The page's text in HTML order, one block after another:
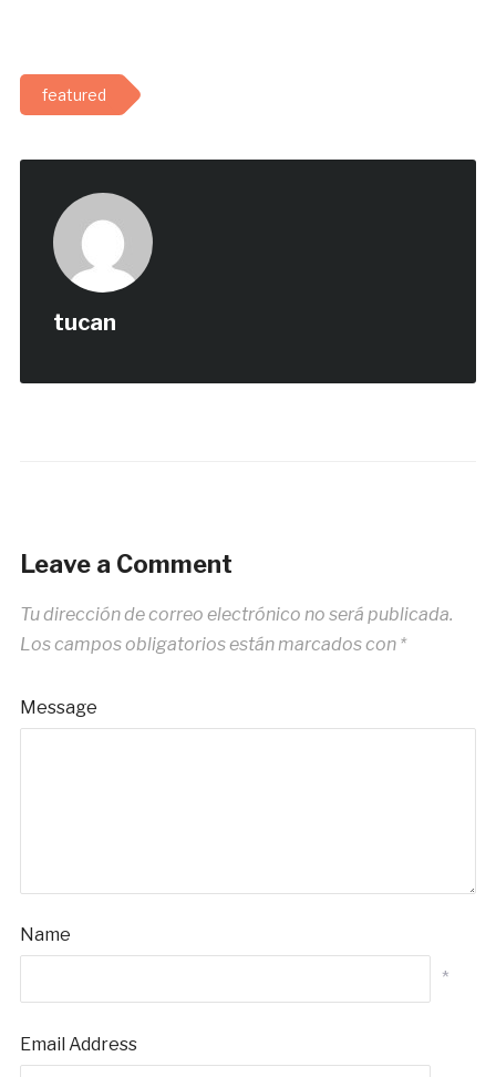
featured
tucan
Leave a Comment
Tu dirección de correo electrónico no será publicada.
Los campos obligatorios están marcados con *
Message
Name
*
Email Address